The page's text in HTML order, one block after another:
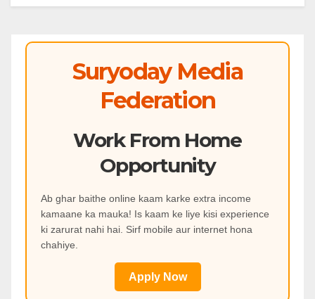
Suryoday Media
Federation
Work From Home
Opportunity
Ab ghar baithe online kaam karke extra income
kamaane ka mauka! Is kaam ke liye kisi experience
ki zarurat nahi hai. Sirf mobile aur internet hona
chahiye.
Apply Now